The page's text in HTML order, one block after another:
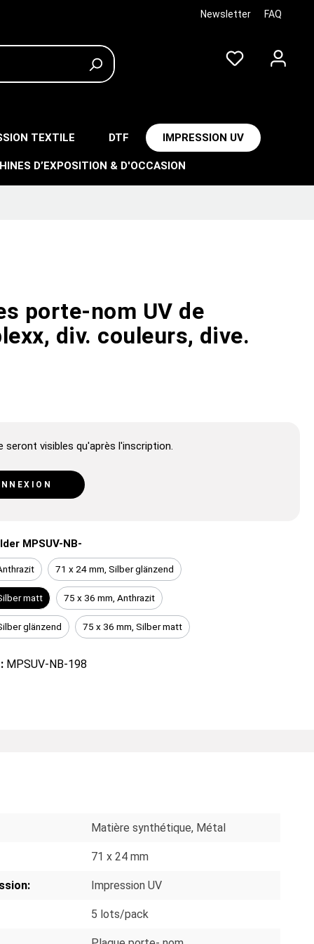
Newsletter FAQ
TEXTILE DTF IMPRESSION UV
D’EXPOSITION & D'OCCASION
porte-nom UV de
div. couleurs, dive.
seront visibles qu'après l'inscription.
MPSUV-NB-
71 x 24 mm, Silber glänzend
matt 75 x 36 mm, Anthrazit
glänzend 75 x 36 mm, Silber matt
MPSUV-NB-198
Matière synthétique, Métal
71 x 24 mm
Impression UV
5 lots/pack